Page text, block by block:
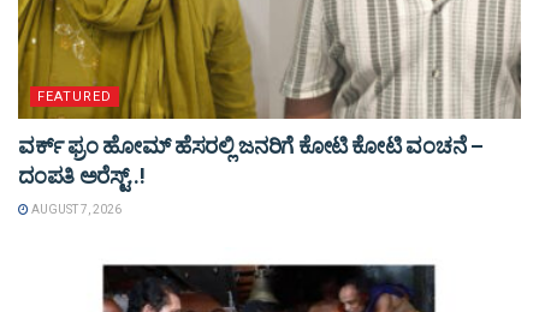
FEATURED
ವರ್ಕ್ ಫ್ರಂ ಹೋಮ್ ಹೆಸರಲ್ಲಿ ಜನರಿಗೆ ಕೋಟಿ ಕೋಟಿ ವಂಚನೆ –
ದಂಪತಿ ಅರೆಸ್ಟ್..!
AUGUST 7, 2026